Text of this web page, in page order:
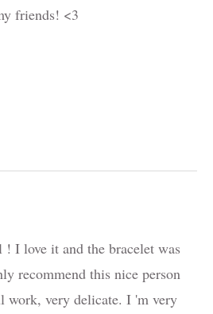
friends! <3
I love it and the bracelet was
recommend this nice person
work, very delicate. I 'm very